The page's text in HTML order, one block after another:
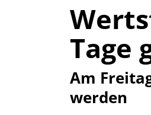
Tage
Am
werden